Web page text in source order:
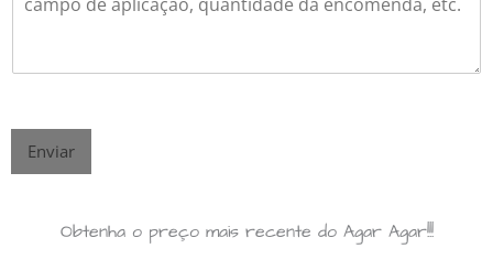
Enviar
Obtenha o preço mais recente do Agar Agar!!!